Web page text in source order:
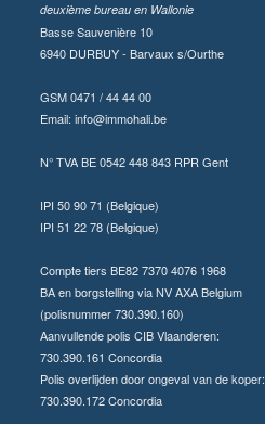
deuxième bureau en Wallonie
Basse Sauvenière 10
6940 DURBUY - Barvaux s/Ourthe
GSM 0471 / 44 44 00
Email: info@immohali.be
N° TVA BE 0542 448 843 RPR Gent
IPI 50 90 71 (Belgique)
IPI 51 22 78 (Belgique)
Compte tiers BE82 7370 4076 1968
BA en borgstelling via NV AXA Belgium
(polisnummer 730.390.160)
Aanvullende polis CIB Vlaanderen:
730.390.161 Concordia
Polis overlijden door ongeval van de koper:
730.390.172 Concordia